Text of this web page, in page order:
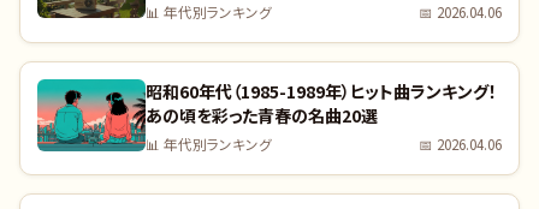
すか？｜全曲リスト付き
📊 年代別ランキング 📅 2026.04.06
昭和60年代（1985-1989年）ヒット曲ランキング！
あの頃を彩った青春の名曲20選
📊 年代別ランキング 📅 2026.04.06